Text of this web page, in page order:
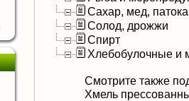
Сахар, мед, патока
Солод, дрожжи
Спирт
Хлебобулочные и
Смотрите также
Хмель